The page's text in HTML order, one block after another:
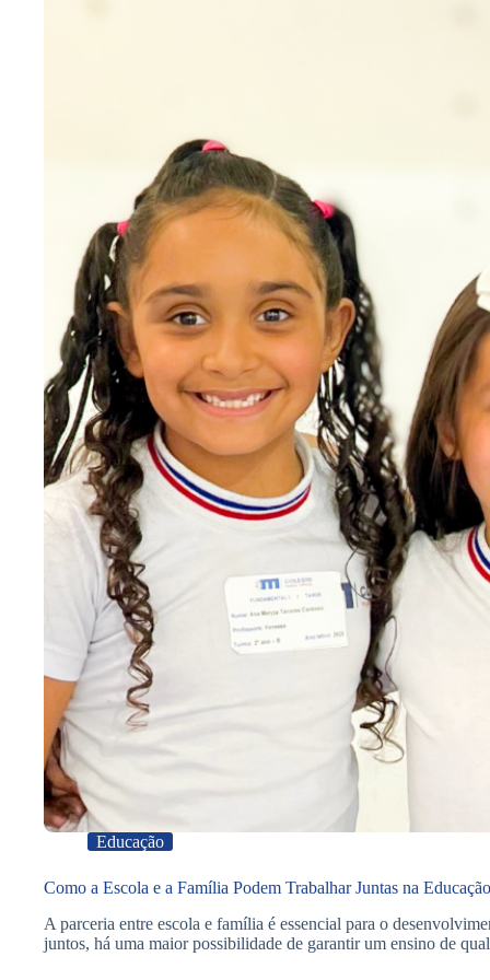
Educação
Como a Escola e a Família Podem Trabalhar Juntas na
A parceria entre escola e família é essencial para o
juntos, há uma maior possibilidade de garantir um ensino de